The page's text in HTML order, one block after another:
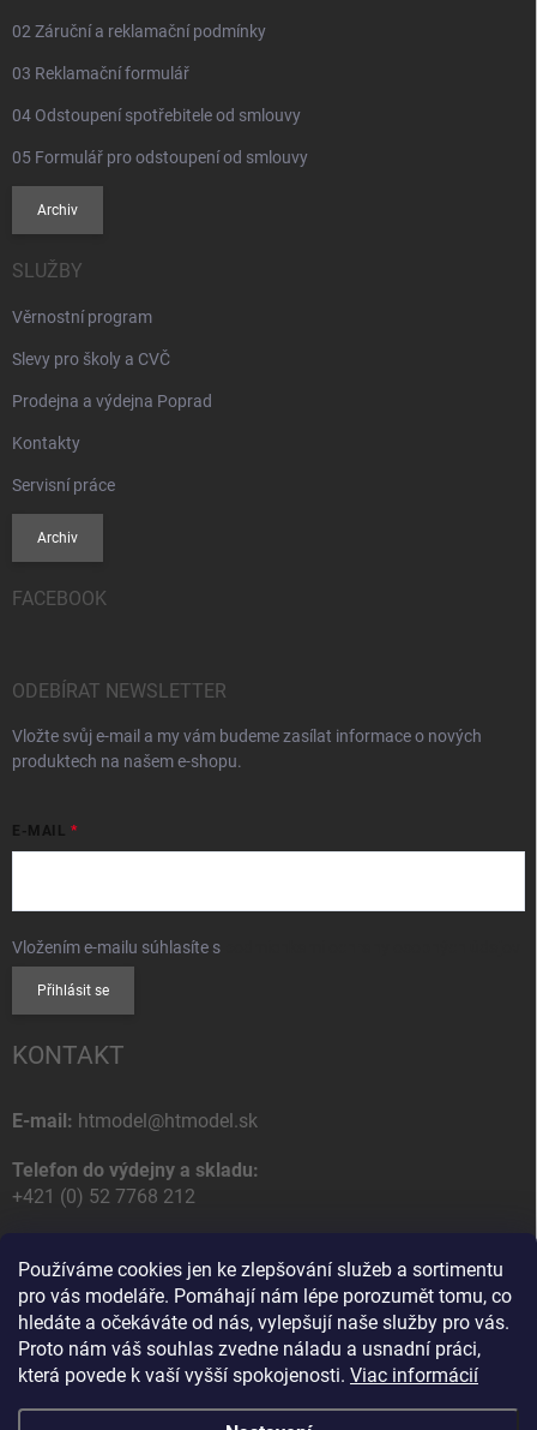
Používáme cookies jen ke zlepšování služeb a sortimentu
pro vás modeláře. Pomáhají nám lépe porozumět tomu, co
hledáte a očekáváte od nás, vylepšují naše služby pro vás.
Proto nám váš souhlas zvedne náladu a usnadní práci,
která povede k vaší vyšší spokojenosti. Viac informácií
02 Záruční a reklamační podmínky
03 Reklamační formulář
04 Odstoupení spotřebitele od smlouvy
05 Formulář pro odstoupení od smlouvy
Archiv
SLUŽBY
Věrnostní program
Slevy pro školy a CVČ
Prodejna a výdejna Poprad
Kontakty
Servisní práce
Archiv
FACEBOOK
ODEBÍRAT NEWSLETTER
Vložte svůj e-mail a my vám budeme zasílat informace o nových
produktech na našem e-shopu.
E-MAIL
Vložením e-mailu súhlasíte s
Přihlásit se
KONTAKT
E-mail: htmodel@htmodel.sk
Telefon do výdejny a skladu:
+421 (0) 52 7768 212
HT model
Na letisko 49
058 01 Poprad
Slovenská Republika